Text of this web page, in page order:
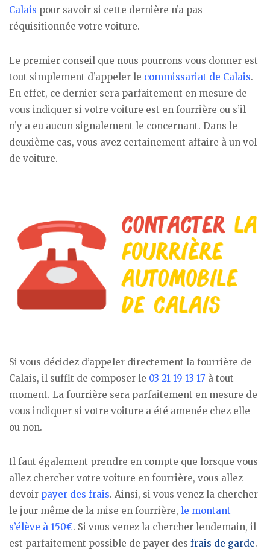
Calais pour savoir si cette dernière n’a pas
réquisitionnée votre voiture.
Le premier conseil que nous pourrons vous donner est
tout simplement d’appeler le commissariat de Calais.
En effet, ce dernier sera parfaitement en mesure de
vous indiquer si votre voiture est en fourrière ou s’il
n’y a eu aucun signalement le concernant. Dans le
deuxième cas, vous avez certainement affaire à un vol
de voiture.
Si vous décidez d’appeler directement la fourrière de
Calais, il suffit de composer le 03 21 19 13 17 à tout
moment. La fourrière sera parfaitement en mesure de
vous indiquer si votre voiture a été amenée chez elle
ou non.
Il faut également prendre en compte que lorsque vous
allez chercher votre voiture en fourrière, vous allez
devoir payer des frais. Ainsi, si vous venez la chercher
le jour même de la mise en fourrière, le montant
s’élève à 150€. Si vous venez la chercher lendemain, il
est parfaitement possible de payer des frais de garde.